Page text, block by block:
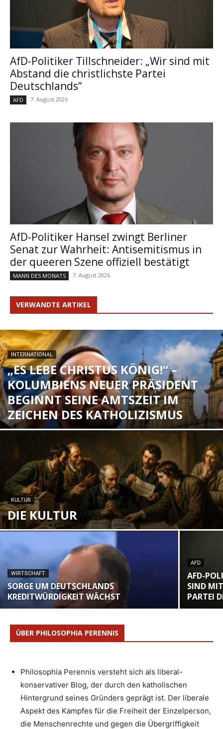
AfD-Politiker Tillschneider: „Wir sind mit
Abstand die christlichste Partei
Deutschlands“
AFD 7. August 2026
AfD-Politiker Hansel zwingt Berliner
Senat zur Wahrheit: Antisemitismus in
der queeren Szene offiziell bestätigt
MANN DES MONATS 7. August 2026
VERWANDTE ARTIKEL
INTERNATIONAL
„ES LEBE CHRISTUS KÖNIG!“ –
KOLUMBIENS NEUER PRÄSIDENT
BEGINNT SEINE AMTSZEIT IM
ZEICHEN DES KATHOLIZISMUS
KULTUR
DIE KULTUR
WIRTSCHAFT
SORGE UM DEUTSCHLANDS
KREDITWÜRDIGKEIT WÄCHST
AFD
AFD-
SIND
PARTEI
ÜBER PHILOSOPHIA PERENNIS
Philosophia Perennis versteht sich als liberal-
konservativer Blog, der durch den katholischen
Hintergrund seines Gründers geprägt ist. Der liberale
Aspekt des Kampfes für die Freiheit der Einzelperson,
die Menschenrechte und gegen die Übergriffigkeit